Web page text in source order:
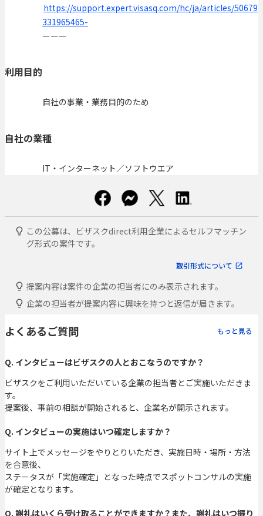
https://support.expert.visasq.com/hc/ja/articles/50679
331965465-
ーーー
利用目的
自社の事業・業務目的のため
自社の業種
IT・インターネット／ソフトウエア
この公募は、ビザスクdirect利用企業によるセルフマッチン
グ形式の案件です。
取引形式について
提案内容は案件の企業の担当者にのみ表示されます。
企業の担当者が提案内容に興味を持つと返信が届きます。
よくあるご質問 もっと見る
Q. インタビューはビザスクの人とおこなうのですか？
ビザスクをご利用いただいている企業の担当者とご実施いただきま
す。
提案後、事前の相談が開始されると、企業名が開示されます。
Q. インタビューの実施はいつ確定しますか？
サイト上でメッセージをやりとりいただき、実施日時・場所・方法
を合意後、
ステータスが「実施確定」となった時点でスポットコンサルの実施
が確定となります。
Q. 謝礼はいくら受け取ることができますか？また、謝礼はいつ振り